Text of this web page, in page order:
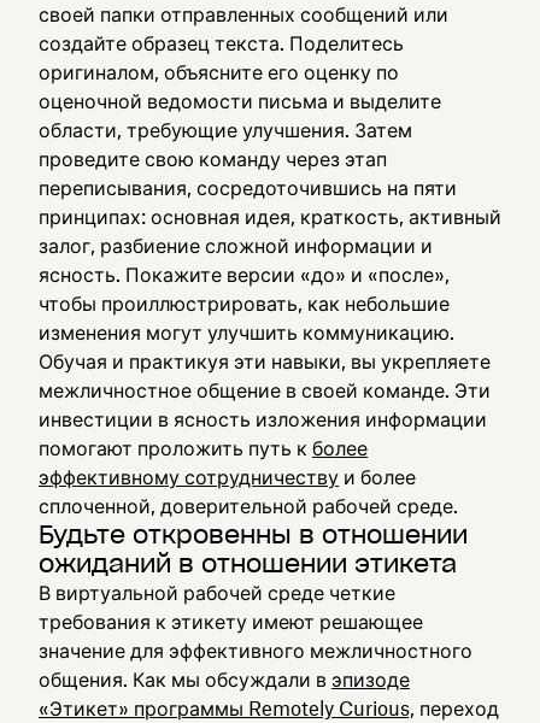
своей папки отправленных сообщений или
создайте образец текста. Поделитесь
оригиналом, объясните его оценку по
оценочной ведомости письма и выделите
области, требующие улучшения. Затем
проведите свою команду через этап
переписывания, сосредоточившись на пяти
принципах: основная идея, краткость, активный
залог, разбиение сложной информации и
ясность. Покажите версии «до» и «после»,
чтобы проиллюстрировать, как небольшие
изменения могут улучшить коммуникацию.
Обучая и практикуя эти навыки, вы укрепляете
межличностное общение в своей команде. Эти
инвестиции в ясность изложения информации
помогают проложить путь к более
эффективному сотрудничеству и более
сплоченной, доверительной рабочей среде.
Будьте откровенны в отношении
ожиданий в отношении этикета
В виртуальной рабочей среде четкие
требования к этикету имеют решающее
значение для эффективного межличностного
общения. Как мы обсуждали в эпизоде
«Этикет» программы Remotely Curious, переход